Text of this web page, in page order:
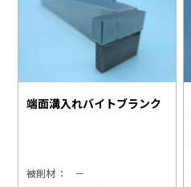
端面溝入れバイトブランク
被削材
－